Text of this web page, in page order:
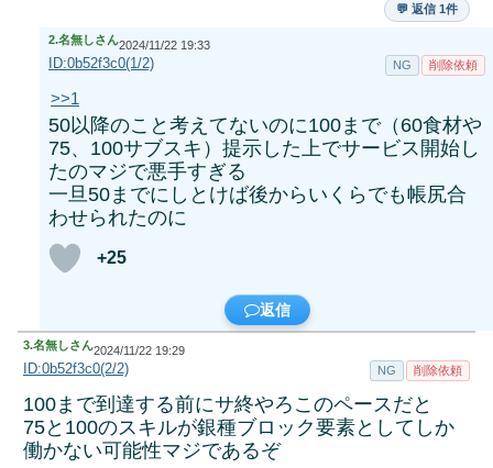
💬 返信 1件
2.名無しさん2024/11/22 19:33
ID:0b52f3c0(1/2) NG 削除依頼
>>1
50以降のこと考えてないのに100まで（60食材や
75、100サブスキ）提示した上でサービス開始し
たのマジで悪手すぎる
一旦50までにしとけば後からいくらでも帳尻合
わせられたのに
+25
返信
3.名無しさん2024/11/22 19:29
ID:0b52f3c0(2/2) NG 削除依頼
100まで到達する前にサ終やろこのペースだと
75と100のスキルが銀種ブロック要素としてしか
働かない可能性マジであるぞ